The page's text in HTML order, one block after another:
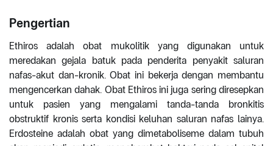
Pengertian
Ethiros adalah obat mukolitik yang digunakan untuk
meredakan gejala batuk pada penderita penyakit saluran
nafas-akut dan-kronik. Obat ini bekerja dengan membantu
mengencerkan dahak. Obat Ethiros ini juga sering diresepkan
untuk pasien yang mengalami tanda-tanda bronkitis
obstruktif kronis serta kondisi keluhan saluran nafas lainya.
Erdosteine adalah obat yang dimetaboliseme dalam tubuh